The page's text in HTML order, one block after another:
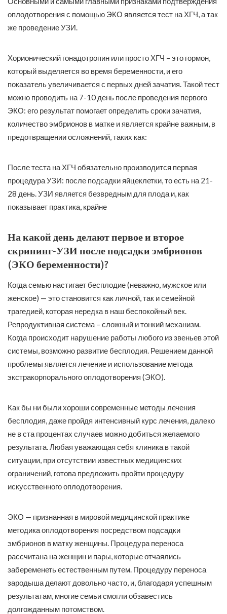
оплодотворения с помощью ЭКО является тест на ХГЧ, а так
же проведение УЗИ.
Хорионический гонадотропин или просто ХГЧ – это гормон,
который выделяется во время беременности, и его
показатель увеличивается с первых дней зачатия. Такой тест
можно проводить на 7-10 день после проведения первого
ЭКО: его результат помогает определить сроки зачатия,
количество эмбрионов в матке и является крайне важным, в
предотвращении осложнений, таких как:
После теста на ХГЧ обязательно производится первая
процедура УЗИ: после подсадки яйцеклетки, то есть на 21-
28 день. УЗИ является безвредным для плода и, как
показывает практика, крайне
На какой день делают первое и второе
скрининг-УЗИ после подсадки эмбрионов
(ЭКО беременности)?
Когда семью настигает бесплодие (неважно, мужское или
женское) — это становится как личной, так и семейной
трагедией, которая нередка в наш беспокойный век.
Репродуктивная система – сложный и тонкий механизм.
Когда происходит нарушение работы любого из звеньев этой
системы, возможно развитие бесплодия. Решением данной
проблемы является лечение и использование метода
экстракорпорального оплодотворения (ЭКО).
Как бы ни были хороши современные методы лечения
бесплодия, даже пройдя интенсивный курс лечения, далеко
не в ста процентах случаев можно добиться желаемого
результата. Любая уважающая себя клиника в такой
ситуации, при отсутствии известных медицинских
ограничений, готова предложить пройти процедуру
искусственного оплодотворения.
ЭКО — признанная в мировой медицинской практике
методика оплодотворения посредством подсадки
эмбрионов в матку женщины. Процедура переноса
рассчитана на женщин и пары, которые отчаялись
забеременеть естественным путем. Процедуру переноса
зародыша делают довольно часто, и, благодаря успешным
результатам, многие семьи смогли обзавестись
долгожданным потомством.